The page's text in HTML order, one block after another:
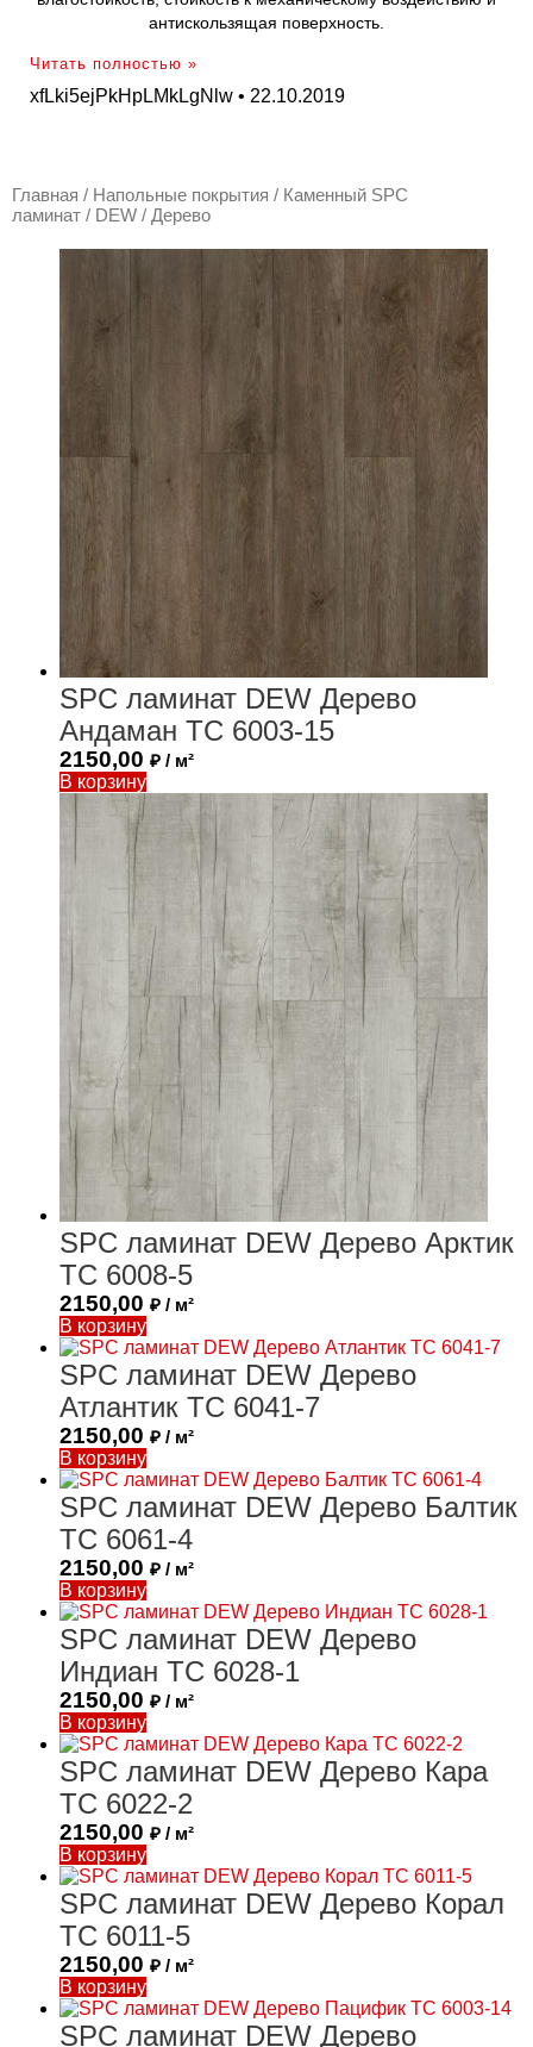
антискользящая поверхность.
Читать полностью »
xfLki5ejPkHpLMkLgNlw 22.10.2019
Главная / Напольные покрытия / Каменный SPC
ламинат / DEW / Дерево
SPC ламинат DEW Дерево
Андаман ТС 6003-15
2150,00 ₽ / м²
В корзину
SPC ламинат DEW Дерево Арктик
ТС 6008-5
2150,00 ₽ / м²
В корзину
SPC ламинат DEW Дерево
Атлантик ТС 6041-7
2150,00 ₽ / м²
В корзину
SPC ламинат DEW Дерево Балтик
ТС 6061-4
2150,00 ₽ / м²
В корзину
SPC ламинат DEW Дерево
Индиан ТС 6028-1
2150,00 ₽ / м²
В корзину
SPC ламинат DEW Дерево Кара
ТС 6022-2
2150,00 ₽ / м²
В корзину
SPC ламинат DEW Дерево Корал
ТС 6011-5
2150,00 ₽ / м²
В корзину
SPC ламинат DEW Дерево